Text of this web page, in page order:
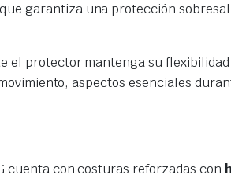
garantiza una protección
el protector mantenga su
aspectos esenciales
cuenta con costuras reforzadas con